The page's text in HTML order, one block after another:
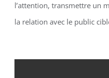
l’attention, transmettre un
la relation avec le public